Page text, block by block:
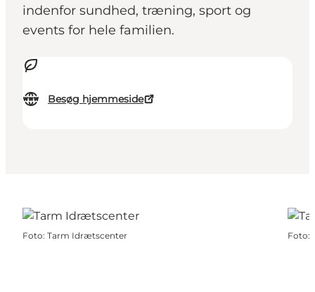
indenfor sundhed, træning, sport og
events for hele familien.
Besøg hjemmeside
Foto: Tarm Idrætscenter Foto: